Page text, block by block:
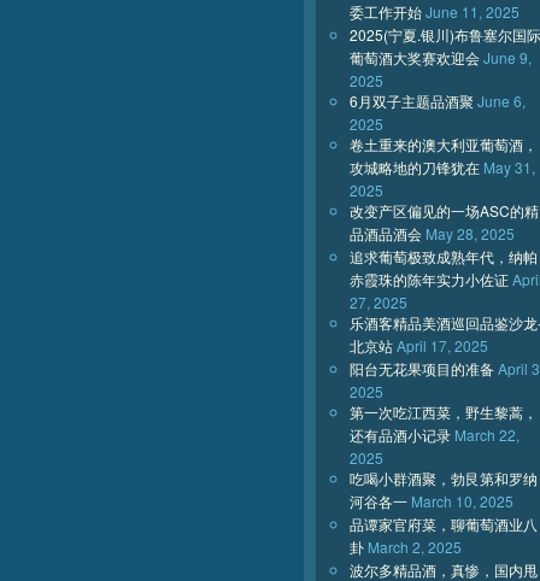
委工作开始June 11, 2025
2025(宁夏.银川)布鲁塞尔国际
葡萄酒大奖赛欢迎会June 9,
2025
6月双子主题品酒聚 June 6,
2025
卷土重来的澳大利亚葡萄酒，
攻城略地的刀锋犹在 May 31,
2025
改变产区偏见的一场ASC的精
品酒品酒会 May 28, 2025
追求葡萄极致成熟年代，纳帕
赤霞珠的陈年实力小佐证
27, 2025
乐酒客精品美酒巡回品鉴沙
北京站April 17, 2025
阳台无花果项目的准备April
2025
第一次吃江西菜，野生黎蒿，
还有品酒小记录 March 22,
2025
吃喝小群酒聚，勃艮第和罗纳
河谷各一 March 10, 2025
品谭家官府菜，聊葡萄酒业八
卦 March 2, 2025
波尔多精品酒，真惨，国内甩